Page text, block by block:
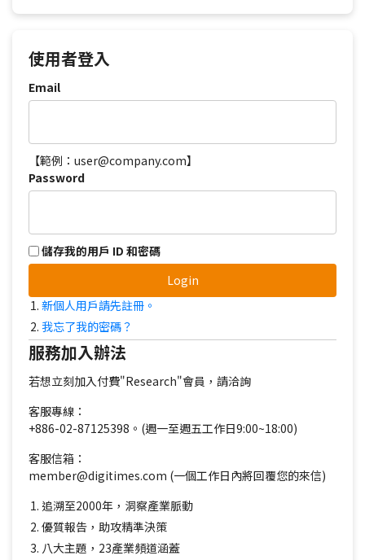
使用者登入
Email
【範例：user@company.com】
Password
儲存我的用戶 ID 和密碼
Login
新個人用戶請先註冊。
我忘了我的密碼？
服務加入辦法
若想立刻加入付費"Research"會員，請洽詢
客服專線：
+886-02-87125398。(週一至週五工作日9:00~18:00)
客服信箱：
member@digitimes.com (一個工作日內將回覆您的來信)
追溯至2000年，洞察產業脈動
優質報告，助攻精準決策
八大主題，23產業頻道涵蓋